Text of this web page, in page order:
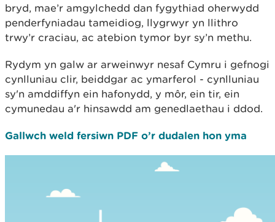
bryd, mae’r amgylchedd dan fygythiad oherwydd
penderfyniadau tameidiog, llygrwyr yn llithro
trwy’r craciau, ac atebion tymor byr sy’n methu.
Rydym yn galw ar arweinwyr nesaf Cymru i gefnogi
cynlluniau clir, beiddgar ac ymarferol - cynlluniau
sy'n amddiffyn ein hafonydd, y môr, ein tir, ein
cymunedau a'r hinsawdd am genedlaethau i ddod.
Gallwch weld fersiwn PDF o’r dudalen hon yma